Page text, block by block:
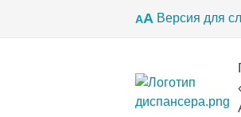
АА Версия для